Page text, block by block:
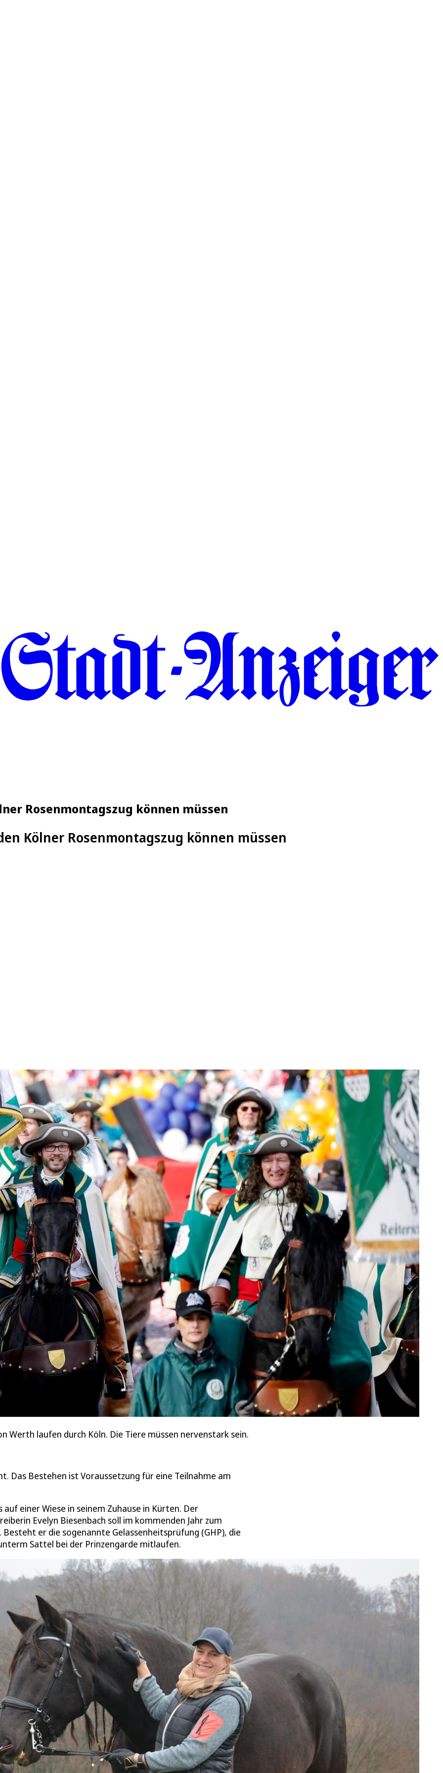
Rosenmontagszug können müssen
Kölner Rosenmontagszug können müssen
Werth laufen durch Köln. Die Tiere müssen nervenstark sein.
Das Bestehen ist Voraussetzung für eine Teilnahme am
einer Wiese in seinem Zuhause in Kürten. Der
Evelyn Biesenbach soll im kommenden Jahr zum
er die sogenannte Gelassenheitsprüfung (GHP), die
Sattel bei der Prinzengarde mitlaufen.